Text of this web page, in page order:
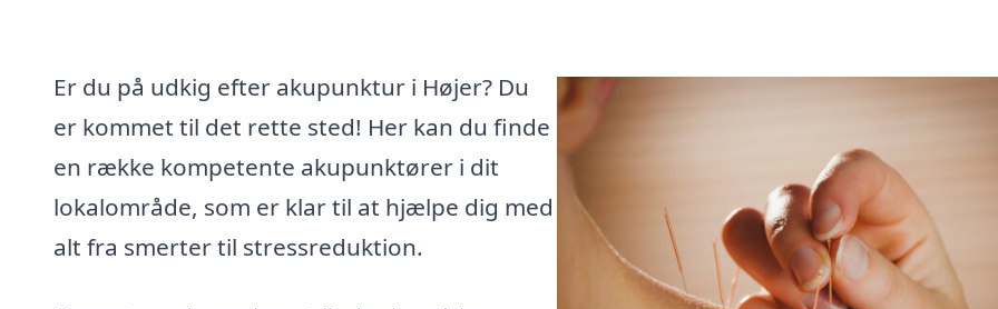
Er du på udkig efter akupunktur i Højer? Du
er kommet til det rette sted! Her kan du finde
en række kompetente akupunktører i dit
lokalområde, som er klar til at hjælpe dig med
alt fra smerter til stressreduktion.